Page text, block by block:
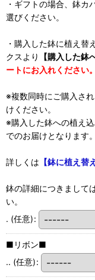
・ギフトの場合、鉢カ
選びください。
・購入した鉢に植え替
クスより
【購入した鉢
ートにお入れください。
※複数同時にご購入さ
けください。
※購入した鉢への植え
でのお届けとなります。
詳しくは 【鉢に植え替
鉢の詳細につきまして
い。
. (任意):
■リボン■
.. (任意):